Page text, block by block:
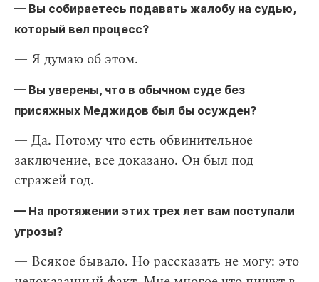
— Вы собираетесь подавать жалобу на судью,
который вел процесс?
— Я думаю об этом.
— Вы уверены, что в обычном суде без
присяжных Меджидов был бы осужден?
— Да. Потому что есть обвинительное
заключение, все доказано. Он был под
стражей год.
— На протяжении этих трех лет вам поступали
угрозы?
— Всякое бывало. Но рассказать не могу: это